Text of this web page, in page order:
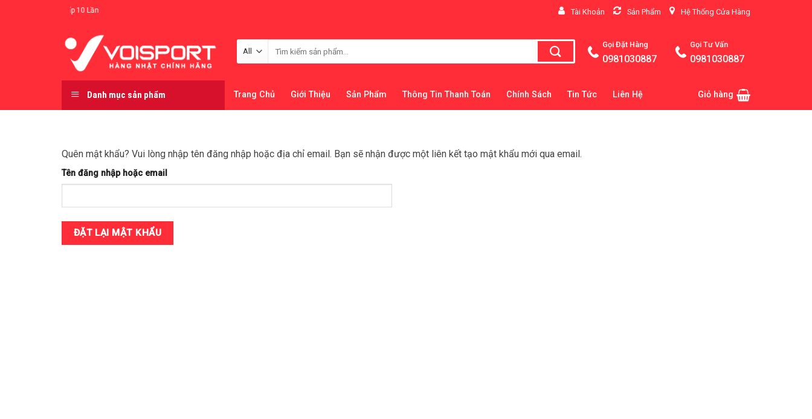
Tài Khoản Sản Phẩm Hệ Thống Cửa Hàng
Tìm
Gọi Đặt Hàng
0981030887
Gọi Tư Vấn
0981030887
Danh mục sản phẩm Trang Chủ Giới Thiệu Sản Phẩm Thông Tin Thanh Toán Chính Sách Tin Tức Liên Hệ Giỏ hàng
Quên mật khẩu? Vui lòng nhập tên đăng nhập hoặc địa chỉ email. Bạn sẽ nhận được một liên kết tạo mật khẩu mới qua email.
Tên đăng nhập hoặc email
ĐẶT LẠI MẬT KHẨU